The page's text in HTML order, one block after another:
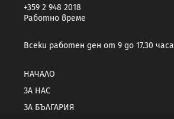
+359 2 948 2018
Работно време
Всеки работен ден от 9 до 17.30 часа
НАЧАЛО
ЗА НАС
ЗА БЪЛГАРИЯ